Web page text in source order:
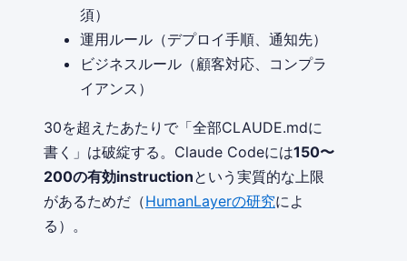
須）
運用ルール（デプロイ手順、通知先）
ビジネスルール（顧客対応、コンプラ
イアンス）
30を超えたあたりで「全部CLAUDE.mdに
書く」は破綻する。Claude Codeには150〜
200の有効instructionという実質的な上限
があるためだ（HumanLayerの研究によ
る）。